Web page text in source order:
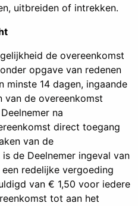
uitbreiden of intrekken.
de overeenkomst
opgave van redenen
minste 14 dagen, ingaande
van de overeenkomst
na
direct toegang
van de
de Deelnemer ingeval van
redelijke vergoeding
van € 1,50 voor iedere
tot aan het